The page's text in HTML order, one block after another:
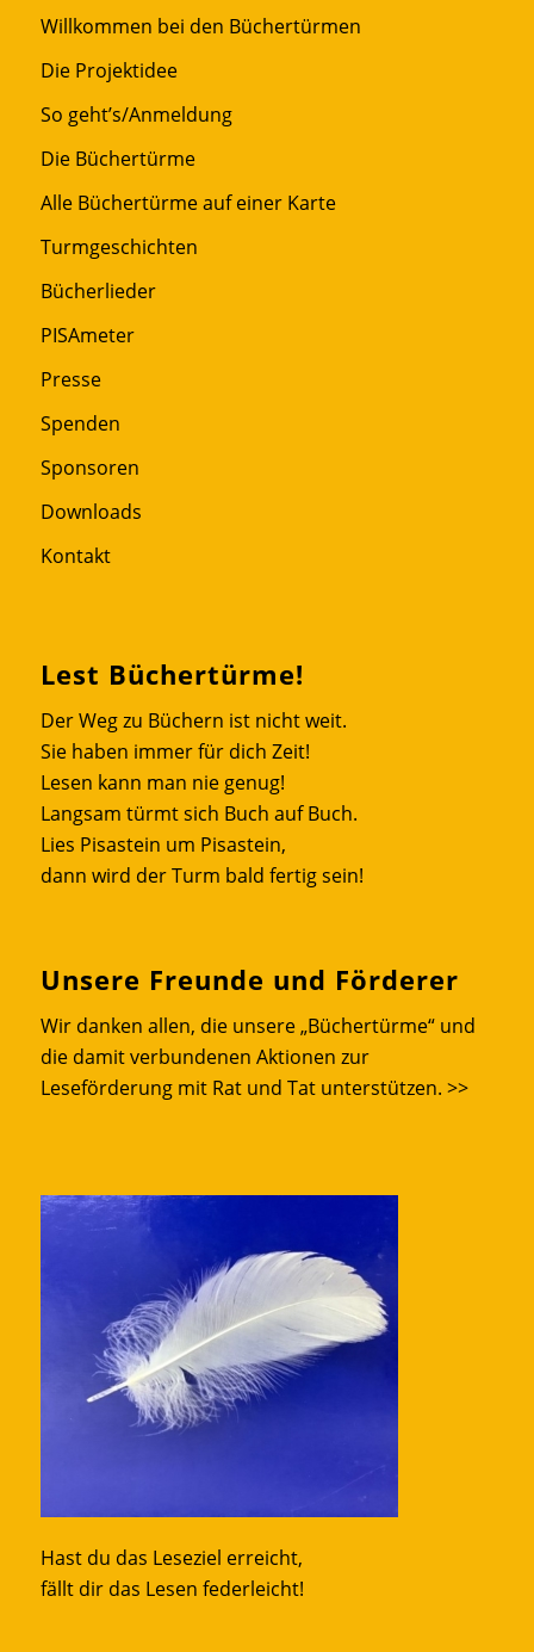
Willkommen bei den Büchertürmen
Die Projektidee
So geht’s/Anmeldung
Die Büchertürme
Alle Büchertürme auf einer Karte
Turmgeschichten
Bücherlieder
PISAmeter
Presse
Spenden
Sponsoren
Downloads
Kontakt
Lest Büchertürme!
Der Weg zu Büchern ist nicht weit.
Sie haben immer für dich Zeit!
Lesen kann man nie genug!
Langsam türmt sich Buch auf Buch.
Lies Pisastein um Pisastein,
dann wird der Turm bald fertig sein!
Unsere Freunde und Förderer
Wir danken allen, die unsere „Büchertürme“ und
die damit verbundenen Aktionen zur
Leseförderung mit Rat und Tat unterstützen. >>
Hast du das Leseziel erreicht,
fällt dir das Lesen federleicht!